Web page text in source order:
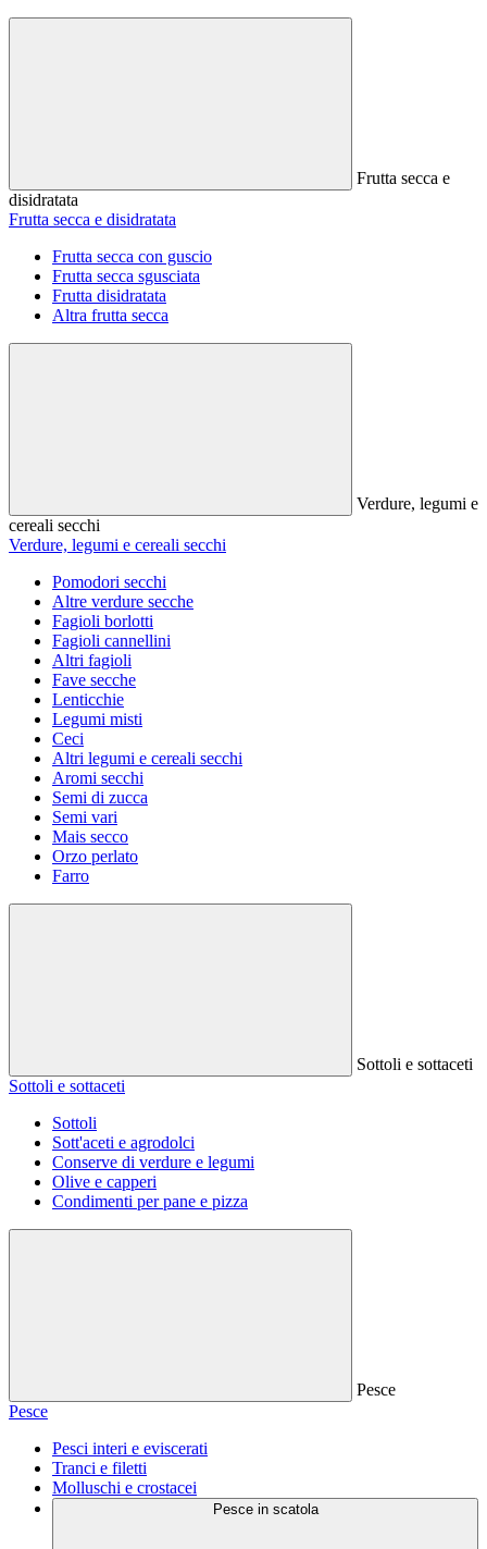
Frutta secca e
disidratata
Frutta secca e disidratata
Frutta secca con guscio
Frutta secca sgusciata
Frutta disidratata
Altra frutta secca
Verdure, legumi e
cereali secchi
Verdure, legumi e cereali secchi
Pomodori secchi
Altre verdure secche
Fagioli borlotti
Fagioli cannellini
Altri fagioli
Fave secche
Lenticchie
Legumi misti
Ceci
Altri legumi e cereali secchi
Aromi secchi
Semi di zucca
Semi vari
Mais secco
Orzo perlato
Farro
Sottoli e sottaceti
Sottoli e sottaceti
Sottoli
Sott'aceti e agrodolci
Conserve di verdure e legumi
Olive e capperi
Condimenti per pane e pizza
Pesce
Pesce
Pesci interi e eviscerati
Tranci e filetti
Molluschi e crostacei
Pesce in scatola